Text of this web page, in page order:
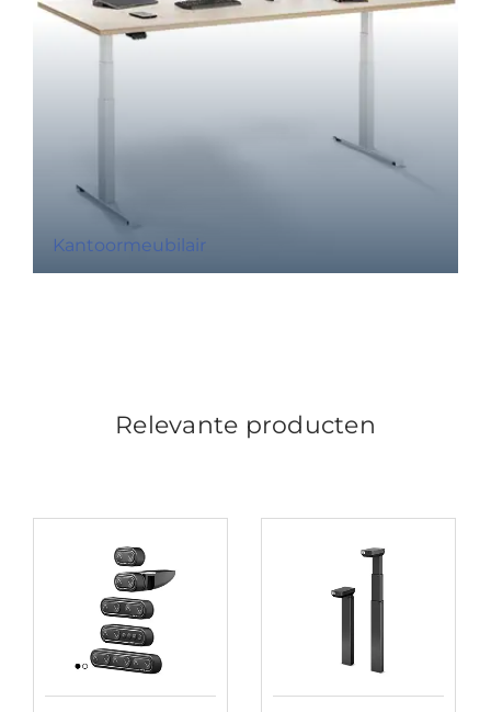
Kantoormeubilair
Relevante producten